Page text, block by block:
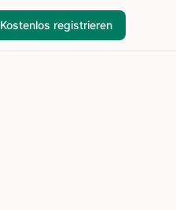
Kostenlos registrieren